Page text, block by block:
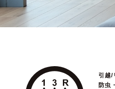
引越/
防虫